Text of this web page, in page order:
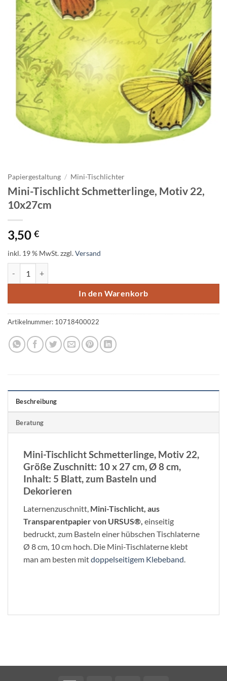
Papiergestaltung / Mini-Tischlichter
Mini-Tischlicht Schmetterlinge, Motiv 22,
10x27cm
3,50 €
inkl. 19 % MwSt.zzgl.Versand
In den Warenkorb
Artikelnummer: 10718400022
Beschreibung
Beratung
Mini-Tischlicht Schmetterlinge, Motiv 22,
Größe Zuschnitt: 10 x 27 cm, Ø 8 cm,
Inhalt: 5 Blatt, zum Basteln und
Dekorieren
Laternenzuschnitt, Mini-Tischlicht, aus
Transparentpapier von URSUS®, einseitig
bedruckt, zum Basteln einer hübschen Tischlaterne
Ø 8 cm, 10 cm hoch. Die Mini-Tischlaterne klebt
man am besten mitdoppelseitigem Klebeband.